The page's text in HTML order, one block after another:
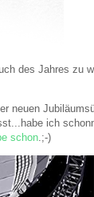
des Jahres zu
neuen
ich
schon.;-)